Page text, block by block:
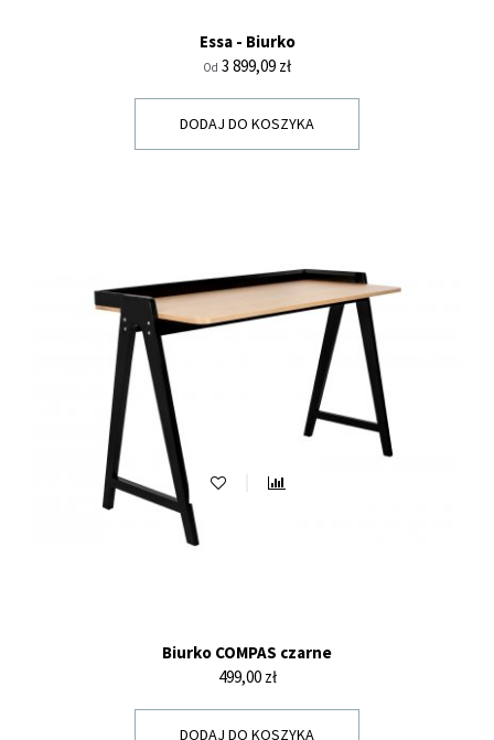
Essa - Biurko
Od Cena
3 899,09 zł
DODAJ DO KOSZYKA
Biurko COMPAS czarne
Cena
499,00 zł
DODAJ DO KOSZYKA